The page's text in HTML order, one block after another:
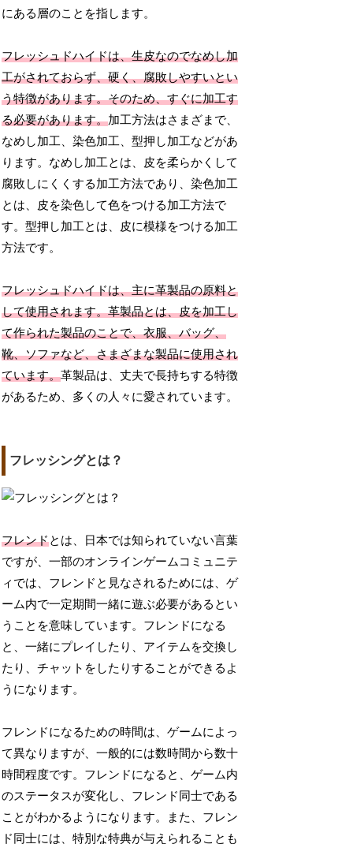
にある層のことを指します。
フレッシュドハイドは、生皮なのでなめし加
工がされておらず、硬く、腐敗しやすいとい
う特徴があります。そのため、すぐに加工す
る必要があります。加工方法はさまざまで、
なめし加工、染色加工、型押し加工などがあ
ります。なめし加工とは、皮を柔らかくして
腐敗しにくくする加工方法であり、染色加工
とは、皮を染色して色をつける加工方法で
す。型押し加工とは、皮に模様をつける加工
方法です。
フレッシュドハイドは、主に革製品の原料と
して使用されます。革製品とは、皮を加工し
て作られた製品のことで、衣服、バッグ、
靴、ソファなど、さまざまな製品に使用され
ています。革製品は、丈夫で長持ちする特徴
があるため、多くの人々に愛されています。
フレッシングとは？
フレンドとは、日本では知られていない言葉
ですが、一部のオンラインゲームコミュニテ
ィでは、フレンドと見なされるためには、ゲ
ーム内で一定期間一緒に遊ぶ必要があるとい
うことを意味しています。フレンドになる
と、一緒にプレイしたり、アイテムを交換し
たり、チャットをしたりすることができるよ
うになります。
フレンドになるための時間は、ゲームによっ
て異なりますが、一般的には数時間から数十
時間程度です。フレンドになると、ゲーム内
のステータスが変化し、フレンド同士である
ことがわかるようになります。また、フレン
ド同士には、特別な特典が与えられることも